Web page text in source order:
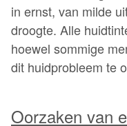
in ernst, van milde
droogte. Alle
hoewel sommige
dit huidprobleem te
Oorzaken van